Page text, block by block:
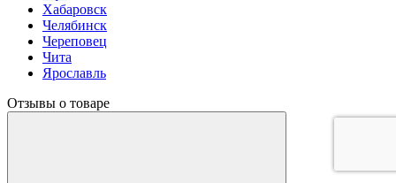
Хабаровск
Челябинск
Череповец
Чита
Ярославль
Отзывы о товаре